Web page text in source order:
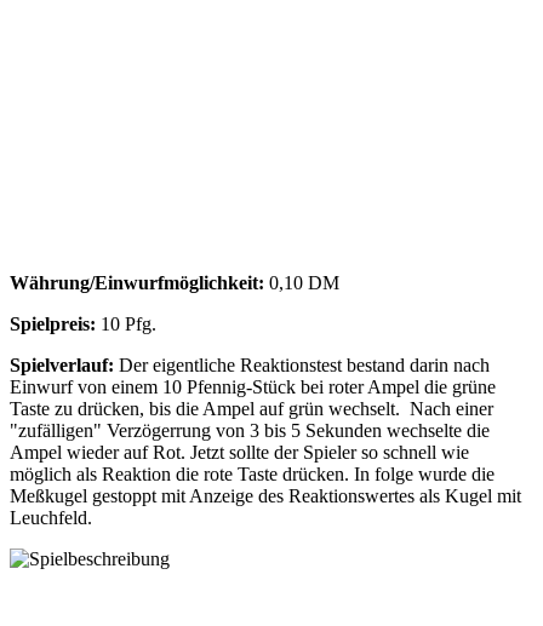
Währung/Einwurfmöglichkeit: 0,10 DM
Spielpreis: 10 Pfg.
Spielverlauf: Der eigentliche Reaktionstest bestand darin nach
Einwurf von einem 10 Pfennig-Stück bei roter Ampel die grüne
Taste zu drücken, bis die Ampel auf grün wechselt. Nach einer
"zufälligen" Verzögerrung von 3 bis 5 Sekunden wechselte die
Ampel wieder auf Rot. Jetzt sollte der Spieler so schnell wie
möglich als Reaktion die rote Taste drücken. In folge wurde die
Meßkugel gestoppt mit Anzeige des Reaktionswertes als Kugel mit
Leuchfeld.